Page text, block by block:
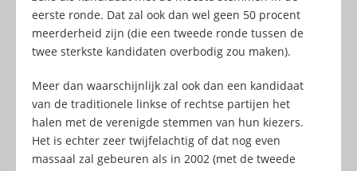
eerste ronde. Dat zal ook dan wel geen 50 procent
meerderheid zijn (die een tweede ronde tussen de
twee sterkste kandidaten overbodig zou maken).
Meer dan waarschijnlijk zal ook dan een kandidaat
van de traditionele linkse of rechtse partijen het
halen met de verenigde stemmen van hun kiezers.
Het is echter zeer twijfelachtig of dat nog even
massaal zal gebeuren als in 2002 (met de tweede